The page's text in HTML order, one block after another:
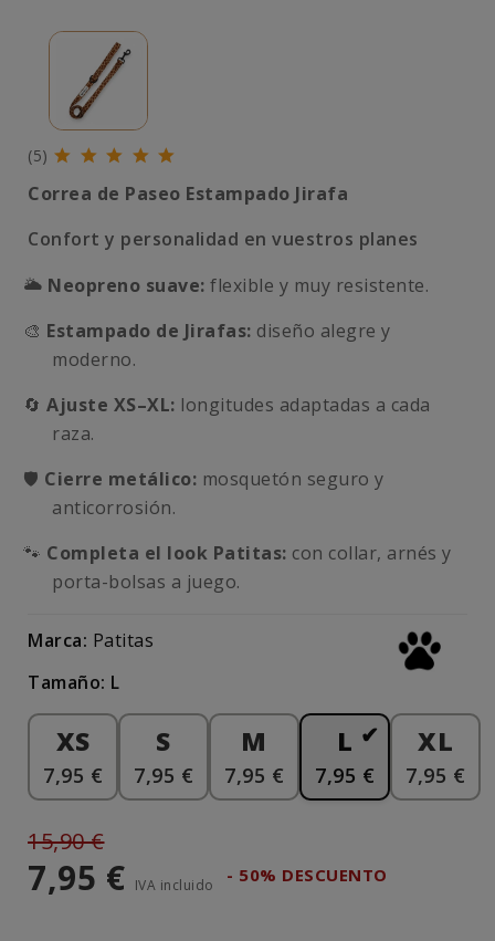
(5)
Correa de Paseo Estampado Jirafa
Confort y personalidad en vuestros planes
🌥️ Neopreno suave: flexible y muy resistente.
🎨 Estampado de Jirafas: diseño alegre y
moderno.
🔄 Ajuste XS–XL: longitudes adaptadas a cada
raza.
🛡️ Cierre metálico: mosquetón seguro y
anticorrosión.
🐾 Completa el look Patitas: con collar, arnés y
porta-bolsas a juego.
Marca: Patitas
Tamaño: L
XS
7,95 €
S
7,95 €
M
7,95 €
L
7,95 €
XL
7,95 €
15,90 €
7,95 € IVA incluido - 50% DESCUENTO